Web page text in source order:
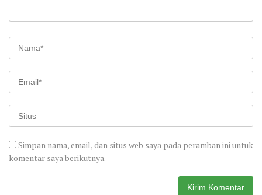
Simpan nama, email, dan situs web saya pada peramban ini untuk
komentar saya berikutnya.